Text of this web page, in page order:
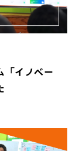
「イノベー